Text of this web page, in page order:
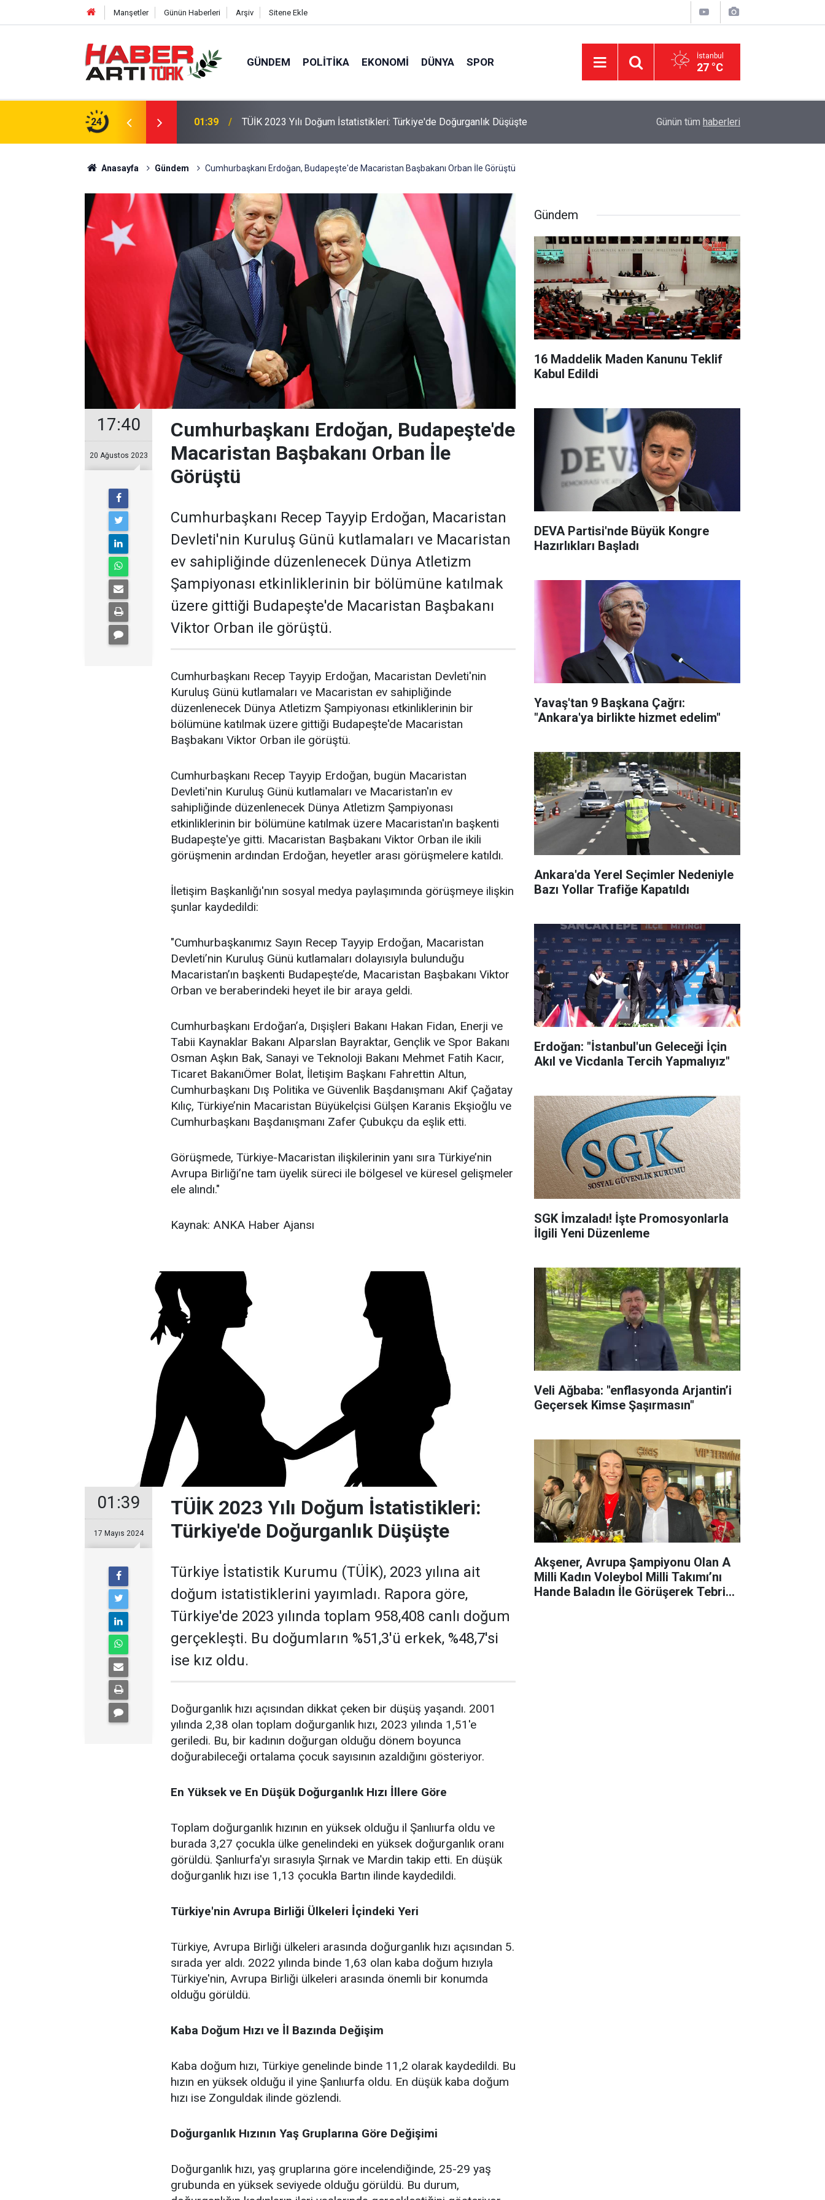
Manşetler Günün Haberleri Arşiv Sitene Ekle
GÜNDEM POLITIKA EKONOMI DÜNYA SPOR İstanbul
27 °C
24
Türkiye'de Doğurganlık Düşüşte 22:47 16 Maddelik Maden Kanunu Teklif Kabul Edildi DEVA Partisi'nde Büyük Kongre Hazırlıkları
Günün tüm haberleri
Anasayfa Gündem Cumhurbaşkanı Erdoğan, Budapeşte'de Macaristan Başbakanı Orban İle Görüştü
17:40
20 Ağustos 2023
Cumhurbaşkanı Erdoğan, Budapeşte'de
Macaristan Başbakanı Orban İle
Görüştü
Cumhurbaşkanı Recep Tayyip Erdoğan, Macaristan
Devleti'nin Kuruluş Günü kutlamaları ve Macaristan
ev sahipliğinde düzenlenecek Dünya Atletizm
Şampiyonası etkinliklerinin bir bölümüne katılmak
üzere gittiği Budapeşte'de Macaristan Başbakanı
Viktor Orban ile görüştü.
Cumhurbaşkanı Recep Tayyip Erdoğan, Macaristan Devleti'nin
Kuruluş Günü kutlamaları ve Macaristan ev sahipliğinde
düzenlenecek Dünya Atletizm Şampiyonası etkinliklerinin bir
bölümüne katılmak üzere gittiği Budapeşte'de Macaristan
Başbakanı Viktor Orban ile görüştü.
Cumhurbaşkanı Recep Tayyip Erdoğan, bugün Macaristan
Devleti'nin Kuruluş Günü kutlamaları ve Macaristan'ın ev
sahipliğinde düzenlenecek Dünya Atletizm Şampiyonası
etkinliklerinin bir bölümüne katılmak üzere Macaristan'ın başkenti
Budapeşte'ye gitti. Macaristan Başbakanı Viktor Orban ile ikili
görüşmenin ardından Erdoğan, heyetler arası görüşmelere katıldı.
İletişim Başkanlığı'nın sosyal medya paylaşımında görüşmeye ilişkin
şunlar kaydedildi:
"Cumhurbaşkanımız Sayın Recep Tayyip Erdoğan, Macaristan
Devleti’nin Kuruluş Günü kutlamaları dolayısıyla bulunduğu
Macaristan’ın başkenti Budapeşte’de, Macaristan Başbakanı Viktor
Orban ve beraberindeki heyet ile bir araya geldi.
Cumhurbaşkanı Erdoğan’a, Dışişleri Bakanı Hakan Fidan, Enerji ve
Tabii Kaynaklar Bakanı Alparslan Bayraktar, Gençlik ve Spor Bakanı
Osman Aşkın Bak, Sanayi ve Teknoloji Bakanı Mehmet Fatih Kacır,
Ticaret BakanıÖmer Bolat, İletişim Başkanı Fahrettin Altun,
Cumhurbaşkanı Dış Politika ve Güvenlik Başdanışmanı Akif Çağatay
Kılıç, Türkiye’nin Macaristan Büyükelçisi Gülşen Karanis Ekşioğlu ve
Cumhurbaşkanı Başdanışmanı Zafer Çubukçu da eşlik etti.
Görüşmede, Türkiye-Macaristan ilişkilerinin yanı sıra Türkiye’nin
Avrupa Birliği’ne tam üyelik süreci ile bölgesel ve küresel gelişmeler
ele alındı."
Kaynak: ANKA Haber Ajansı
01:39
17 Mayıs 2024
TÜİK 2023 Yılı Doğum İstatistikleri:
Türkiye'de Doğurganlık Düşüşte
Türkiye İstatistik Kurumu (TÜİK), 2023 yılına ait
doğum istatistiklerini yayımladı. Rapora göre,
Türkiye'de 2023 yılında toplam 958,408 canlı doğum
gerçekleşti. Bu doğumların %51,3'ü erkek, %48,7'si
ise kız oldu.
Doğurganlık hızı açısından dikkat çeken bir düşüş yaşandı. 2001
yılında 2,38 olan toplam doğurganlık hızı, 2023 yılında 1,51'e
geriledi. Bu, bir kadının doğurgan olduğu dönem boyunca
doğurabileceği ortalama çocuk sayısının azaldığını gösteriyor.
En Yüksek ve En Düşük Doğurganlık Hızı İllere Göre
Toplam doğurganlık hızının en yüksek olduğu il Şanlıurfa oldu ve
burada 3,27 çocukla ülke genelindeki en yüksek doğurganlık oranı
görüldü. Şanlıurfa'yı sırasıyla Şırnak ve Mardin takip etti. En düşük
doğurganlık hızı ise 1,13 çocukla Bartın ilinde kaydedildi.
Türkiye'nin Avrupa Birliği Ülkeleri İçindeki Yeri
Türkiye, Avrupa Birliği ülkeleri arasında doğurganlık hızı açısından 5.
sırada yer aldı. 2022 yılında binde 1,63 olan kaba doğum hızıyla
Türkiye'nin, Avrupa Birliği ülkeleri arasında önemli bir konumda
olduğu görüldü.
Kaba Doğum Hızı ve İl Bazında Değişim
Kaba doğum hızı, Türkiye genelinde binde 11,2 olarak kaydedildi. Bu
hızın en yüksek olduğu il yine Şanlıurfa oldu. En düşük kaba doğum
hızı ise Zonguldak ilinde gözlendi.
Doğurganlık Hızının Yaş Gruplarına Göre Değişimi
Doğurganlık hızı, yaş gruplarına göre incelendiğinde, 25-29 yaş
grubunda en yüksek seviyede olduğu görüldü. Bu durum,
Gündem
16 Maddelik Maden Kanunu Teklif
Kabul Edildi
DEVA Partisi'nde Büyük Kongre
Hazırlıkları Başladı
Yavaş'tan 9 Başkana Çağrı:
"Ankara'ya birlikte hizmet edelim"
Ankara'da Yerel Seçimler Nedeniyle
Bazı Yollar Trafiğe Kapatıldı
Erdoğan: "İstanbul'un Geleceği İçin
Akıl ve Vicdanla Tercih Yapmalıyız"
SGK İmzaladı! İşte Promosyonlarla
İlgili Yeni Düzenleme
Veli Ağbaba: "enflasyonda Arjantin’i
Geçersek Kimse Şaşırmasın"
Akşener, Avrupa Şampiyonu Olan A
Milli Kadın Voleybol Milli Takımı’nı
Hande Baladın İle Görüşerek Tebrik